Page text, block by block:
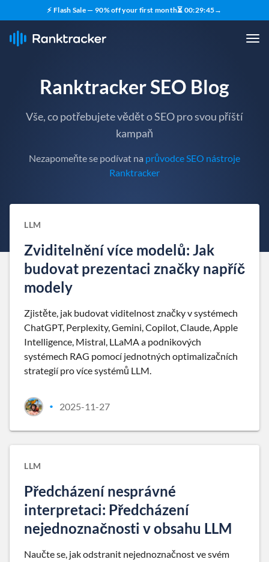
⚡ Flash Sale — 90% off your first month⏳ 00:29:44→
Ranktracker SEO Blog
Vše, co potřebujete vědět o SEO pro svou příští
kampaň
Nezapomeňte se podívat na průvodce SEO nástroje
Ranktracker
LLM
Zviditelnění více modelů: Jak
budovat prezentaci značky napříč
modely
Zjistěte, jak budovat viditelnost značky v systémech
ChatGPT, Perplexity, Gemini, Copilot, Claude, Apple
Intelligence, Mistral, LLaMA a podnikových
systémech RAG pomocí jednotných optimalizačních
strategií pro více systémů LLM.
• 2025-11-27
LLM
Předcházení nesprávné
interpretaci: Předcházení
nejednoznačnosti v obsahu LLM
Naučte se, jak odstranit nejednoznačnost ve svém